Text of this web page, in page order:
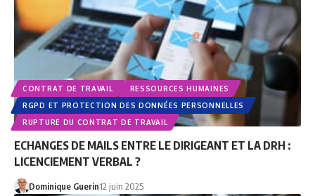
CONTRAT DE TRAVAIL
RESSOURCES HUMAINES
RGPD ET PROTECTION DES DONNÉES PERSONNELLES
RUPTURE DU CONTRAT DE TRAVAIL
ECHANGES DE MAILS ENTRE LE DIRIGEANT ET LA DRH :
LICENCIEMENT VERBAL ?
Dominique Guerin12 juin 2025